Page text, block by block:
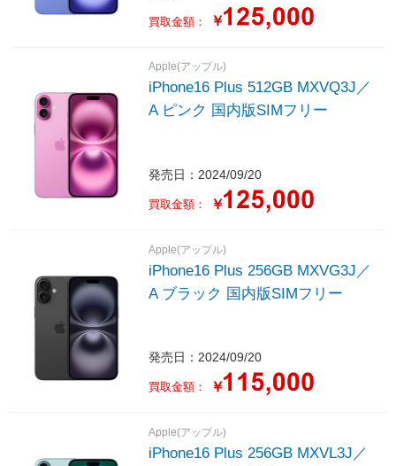
買取金額： ￥
Apple(アップル)
iPhone16 Plus 512GB MXVQ3J／
A ピンク 国内版SIMフリー
発売日：2024/09/20
買取金額： ￥
Apple(アップル)
iPhone16 Plus 256GB MXVG3J／
A ブラック 国内版SIMフリー
発売日：2024/09/20
買取金額： ￥
Apple(アップル)
iPhone16 Plus 256GB MXVL3J／